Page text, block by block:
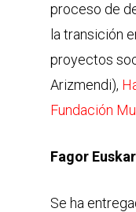
proceso de
la transición
proyectos
Arizmendi),
Fundación
Fagor
Se ha